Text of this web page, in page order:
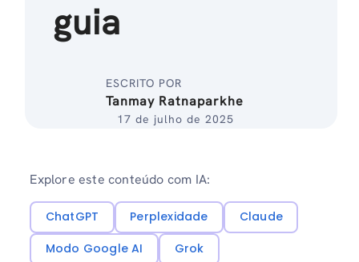
guia
ESCRITO POR
Tanmay Ratnaparkhe
17 de julho de 2025
Explore este conteúdo com IA:
ChatGPT Perplexidade
Claude
Modo Google AI
Grok